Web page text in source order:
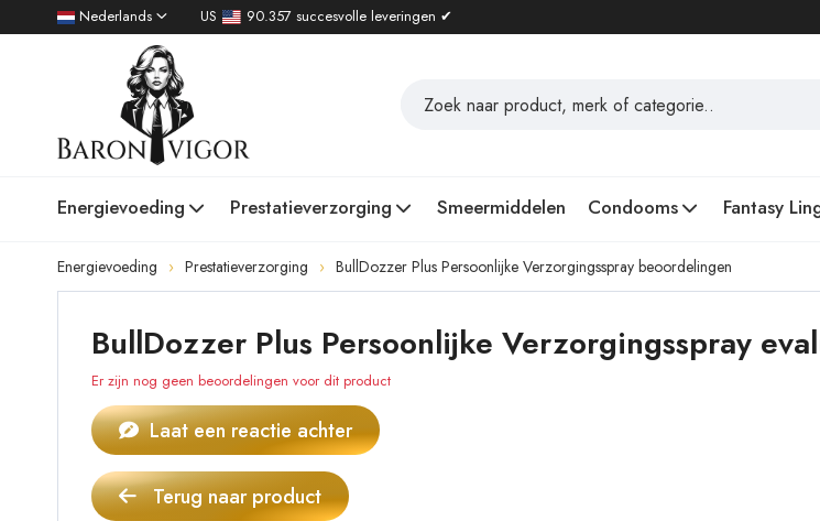
Nederlands US 90.357 succesvolle leveringen ✔
Energievoeding Prestatieverzorging Smeermiddelen Condooms Fantasy
Energievoeding Prestatieverzorging BullDozzer Plus Persoonlijke Verzorgingsspray beoordelingen
BullDozzer Plus Persoonlijke Verzorgingsspray
Er zijn nog geen beoordelingen voor dit product
Laat een reactie achter
Terug naar product